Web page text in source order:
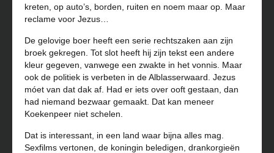
kreten, op auto’s, borden, ruiten en noem maar op. Maar
reclame voor Jezus…
De gelovige boer heeft een serie rechtszaken aan zijn
broek gekregen. Tot slot heeft hij zijn tekst een andere
kleur gegeven, vanwege een zwakte in het vonnis. Maar
ook de politiek is verbeten in de Alblasserwaard. Jezus
móet van dat dak af. Had er iets over ooft gestaan, dan
had niemand bezwaar gemaakt. Dat kan meneer
Koekenpeer niet schelen.
Dat is interessant, in een land waar bijna alles mag.
Sexfilms vertonen, de koningin beledigen, drankorgieën